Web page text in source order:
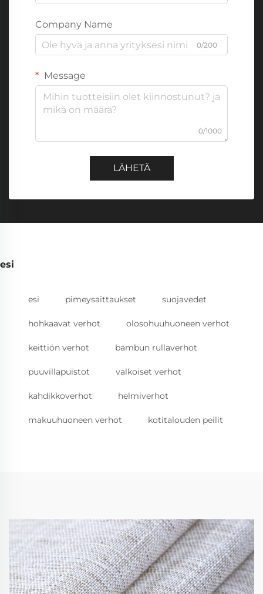
Company Name
0/200
Message
0/1000
LÄHETÄ
esi
esi pimeysaittaukset suojavedet
hohkaavat verhot olosohuuhuoneen verhot
keittiön verhot bambun rullaverhot
puuvillapuistot valkoiset verhot
kahdikkoverhot helmiverhot
makuuhuoneen verhot kotitalouden peilit